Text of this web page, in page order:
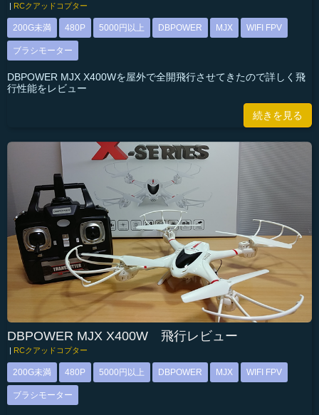
RCクアッドコプター
200G未満 480P 5000円以上 DBPOWER MJX WIFI FPV
ブラシモーター
DBPOWER MJX X400Wを屋外で全開飛行させてきたので詳しく飛
行性能をレビュー
続きを見る
DBPOWER MJX X400W 飛行レビュー
| RCクアッドコプター
200G未満 480P 5000円以上 DBPOWER MJX WIFI FPV
ブラシモーター